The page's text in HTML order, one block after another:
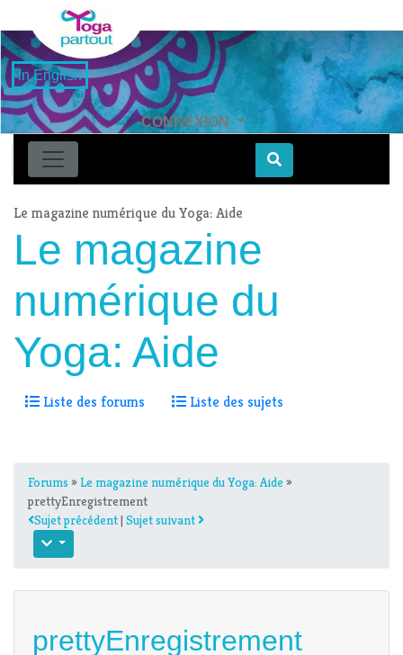
in English
CONNEXION
Find
Le magazine numérique du Yoga: Aide
Le magazine
numérique du
Yoga: Aide
Liste des forums Liste des sujets
Forums »Le magazine numérique du Yoga: Aide »
prettyEnregistrement
Sujet précédent| Sujet suivant
prettyEnregistrement